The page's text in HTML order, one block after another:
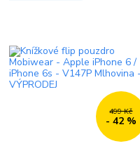
499 Kč
- 42 %